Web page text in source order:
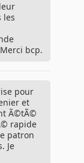
les
bcp.
pour
et
Ã©tÃ©
rapide
patron
Je